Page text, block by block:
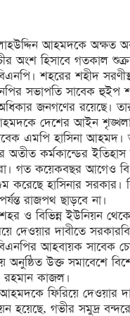
আহমদকে অক্ষত
অংশ হিসাবে গতকাল
শহরের শহীদ
সভাপতি সাবেক
জনগণের রয়েছে।
দেশের আইন
এমপি হাসিনা
অতীত কর্মকান্ডের
গত কয়েকবছর আগেও
করেছে হাসিনার সরকার।
রাজপথ ছাড়বে না।
ও বিভিন্ন ইউনিয়ন
দেওয়ার দাবীতে
আহবায়ক সাবেক
অনুষ্ঠিত উক্ত সমাবেশে
কাজল।
আহমদকে ফিরিয়ে দেওয়ার
হয়েছে, গভীর সমুদ্র